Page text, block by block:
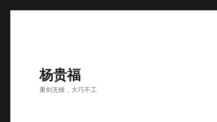
杨贵福
重剑无锋，大巧不工